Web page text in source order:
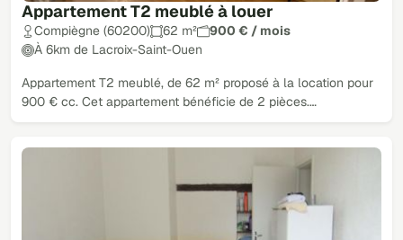
Appartement T2 meublé à louer
Compiègne (60200) 62 m²
900 € / mois
À 6km de Lacroix-Saint-Ouen
Appartement T2 meublé, de 62 m² proposé à la location pour
900 € cc. Cet appartement bénéficie de 2 pièces.…